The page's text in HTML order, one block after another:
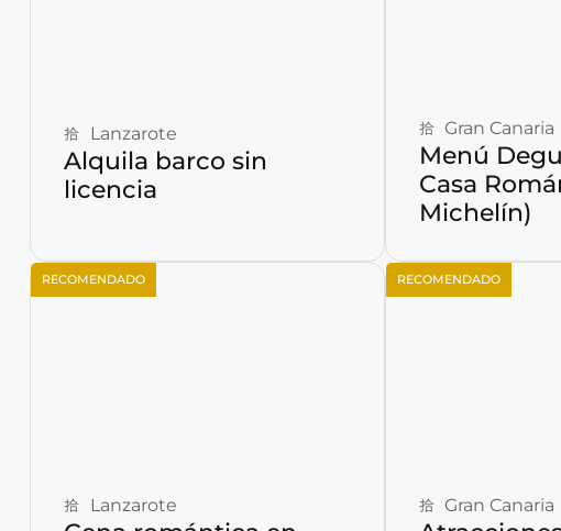
Lanzarote
Alquila barco sin
licencia
Gran Canaria
Menú
Casa
Michelín)
RECOMENDADO
Lanzarote
RECOMENDADO
Gran Canaria